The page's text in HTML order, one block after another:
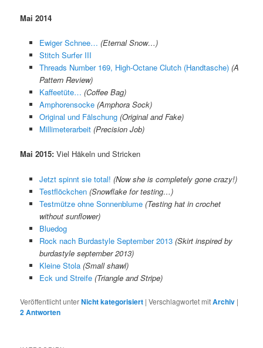
Mai 2014
Ewiger Schnee… (Eternal Snow…)
Stitch Surfer III
Threads Number 169, High-Octane Clutch (Handtasche) (A
Pattern Review)
Kaffeetüte… (Coffee Bag)
Amphorensocke (Amphora Sock)
Original und Fälschung (Original and Fake)
Millimeterarbeit (Precision Job)
Mai 2015: Viel Häkeln und Stricken
Jetzt spinnt sie total! (Now she is completely gone crazy!)
Testflöckchen (Snowflake for testing…)
Testmütze ohne Sonnenblume (Testing hat in crochet
without sunflower)
Bluedog
Rock nach Burdastyle September 2013 (Skirt inspired by
burdastyle september 2013)
Kleine Stola (Small shawl)
Eck und Streife (Triangle and Stripe)
Veröffentlicht unterNicht kategorisiert |Verschlagwortet mitArchiv |
2Antworten